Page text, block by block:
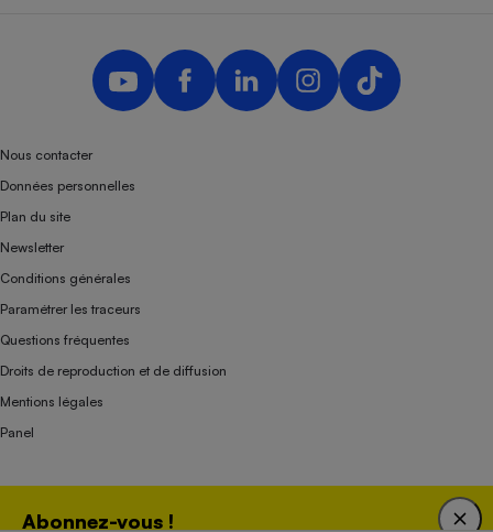
Abonnez-vous !
Nous contacter
Données personnelles
Plan du site
Newsletter
Conditions générales
Paramétrer les traceurs
Questions fréquentes
Droits de reproduction et de diffusion
Mentions légales
Panel
Association indépendante de l’État, des syndicats, des producteurs et des
distributeurs depuis 1951.